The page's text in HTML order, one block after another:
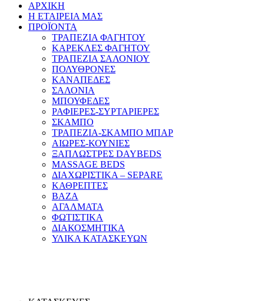
ΑΡΧΙΚΗ
Η ΕΤΑΙΡΕΙΑ ΜΑΣ
ΠΡΟΪΟΝΤΑ
ΤΡΑΠΕΖΙΑ ΦΑΓΗΤΟΥ
ΚΑΡΕΚΛΕΣ ΦΑΓΗΤΟΥ
ΤΡΑΠΕΖΙΑ ΣΑΛΟΝΙΟΥ
ΠΟΛΥΘΡΟΝΕΣ
ΚΑΝΑΠΕΔΕΣ
ΣΑΛΟΝΙΑ
ΜΠΟΥΦΕΔΕΣ
ΡΑΦΙΕΡΕΣ-ΣΥΡΤΑΡΙΕΡΕΣ
ΣΚΑΜΠΟ
ΤΡΑΠΕΖΙΑ-ΣΚΑΜΠΟ ΜΠΑΡ
ΑΙΩΡΕΣ-ΚΟΥΝΙΕΣ
ΞΑΠΛΩΣΤΡΕΣ DAYBEDS
MASSAGE BEDS
ΔΙΑΧΩΡΙΣΤΙΚΑ – SEPARE
ΚΑΘΡΕΠΤΕΣ
ΒΑΖΑ
ΑΓΑΛΜΑΤΑ
ΦΩΤΙΣΤΙΚΑ
ΔΙΑΚΟΣΜΗΤΙΚΑ
ΥΛΙΚΑ ΚΑΤΑΣΚΕΥΩΝ